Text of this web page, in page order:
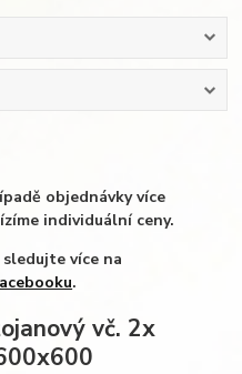
objednávky více
individuální ceny.
více na
.
vč. 2x